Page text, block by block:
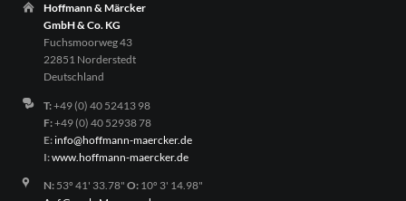
Hoffmann & Märcker
GmbH & Co. KG
Fuchsmoorweg 43
22851 Norderstedt
Deutschland
T:+49 (0) 40 52413 98
F:+49 (0) 40 52938 78
E:info@hoffmann-maercker.de
I:www.hoffmann-maercker.de
N:53º 41' 33.78" O:10º 3' 14.98"